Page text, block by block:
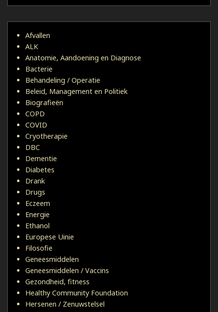
Afvallen
ALK
Anatomie, Aandoening en Diagnose
Bacterie
Behandeling / Operatie
Beleid, Management en Politiek
Biografieën
COPD
COVID
Cryotherapie
DBC
Dementie
Diabetes
Drank
Drugs
Eczeem
Energie
Ethanol
Europese Uinie
Filosofie
Geneesmiddelen
Geneesmiddelen / Vaccins
Gezondheid, fitness
Healthy Community Foundation
Hersenen / Zenuwstelsel